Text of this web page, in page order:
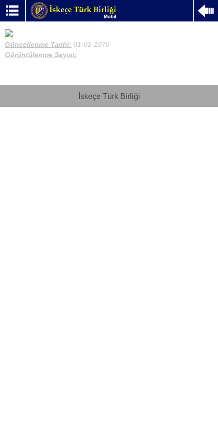
Güncellenme Tarihi: 01-01-1970
Görüntülenme Sayısı:
İskeçe Türk Birliği